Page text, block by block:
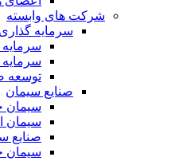
شرکت های وابسته
سرمایه گذاری
سرمایه
توسعه‌
صنایع سیمان
سیمان
سیمان
صنایع
سیمان